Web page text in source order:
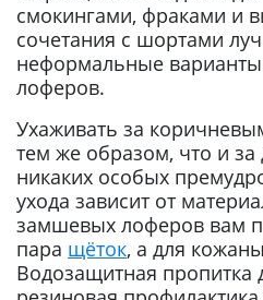
смокингами, фраками и
сочетания с шортами
неформальные
лоферов.
Ухаживать за
тем же образом, что и
никаких особых
ухода зависит от
замшевых лоферов вам
пара щёток, а для
Водозащитная пропитка